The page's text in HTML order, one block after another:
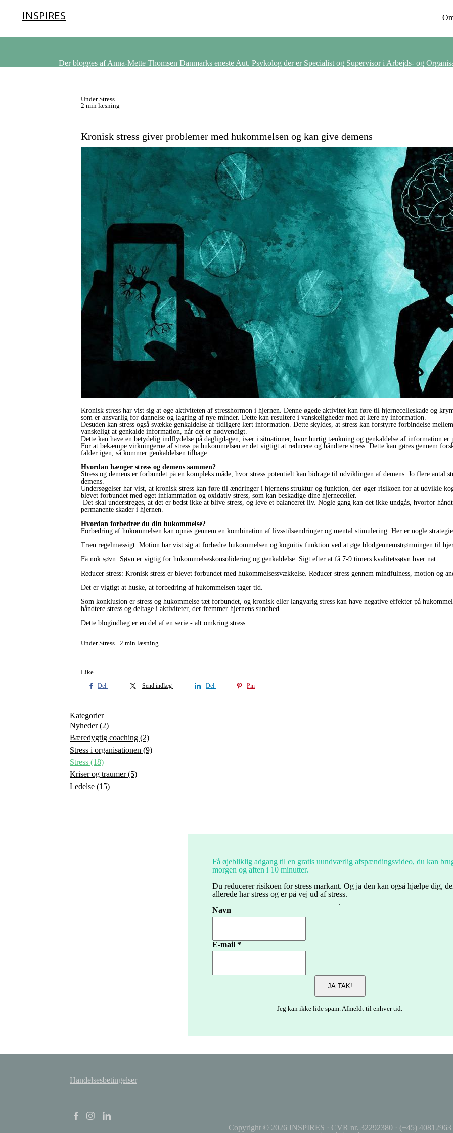
INSPIRES
Der blogges af Anna-Mette Thomsen Danmarks eneste Aut. Psykolog der er Specialist og Supervisor i Arbejds- og
UnderStress
2 min læsning
Kronisk stress giver problemer med hukommelsen og kan give demens
Kronisk stress har vist sig at øge aktiviteten af stresshormon i hjernen. Denne øgede aktivitet kan føre til hjernecelleskade og
som er ansvarlig for dannelse og lagring af nye minder. Dette kan resultere i vanskeligheder med at lære ny information.
Desuden kan stress også svække genkaldelse af tidligere lært information. Dette skyldes, at stress kan forstyrre forbindelse
vanskeligt at genkalde information, når det er nødvendigt.
Dette kan have en betydelig indflydelse på dagligdagen, især i situationer, hvor hurtig tænkning og genkaldelse af information er
For at bekæmpe virkningerne af stress på hukommelsen er det vigtigt at reducere og håndtere stress. Dette kan gøres gennem
falder igen, så kommer genkaldelsen tilbage.
Hvordan hænger stress og demens sammen?
Stress og demens er forbundet på en kompleks måde, hvor stress potentielt kan bidrage til udviklingen af ​​demens. Jo flere antal
demens.
Undersøgelser har vist, at kronisk stress kan føre til ændringer i hjernens struktur og funktion, der øger risikoen for at udvikle
blevet forbundet med øget inflammation og oxidativ stress, som kan beskadige dine hjerneceller.
Det skal understreges, at det er bedst ikke at blive stress, og leve et balanceret liv. Nogle gang kan det ikke undgås, hvorfor
permanente skader i hjernen.
Hvordan forbedrer du din hukommelse?
Forbedring af hukommelsen kan opnås gennem en kombination af livsstilsændringer og mental stimulering. Her er nogle
Træn regelmæssigt: Motion har vist sig at forbedre hukommelsen og kognitiv funktion ved at øge blodgennemstrømningen til
Få nok søvn: Søvn er vigtig for hukommelseskonsolidering og genkaldelse. Sigt efter at få 7-9 timers kvalitetssøvn hver nat.
Reducer stress: Kronisk stress er blevet forbundet med hukommelsessvækkelse. Reducer stress gennem mindfulness, motion og
Det er vigtigt at huske, at forbedring af hukommelsen tager tid.
Som konklusion er stress og hukommelse tæt forbundet, og kronisk eller langvarig stress kan have negative effekter på
håndtere stress og deltage i aktiviteter, der fremmer hjernens sundhed.
Dette blogindlæg er en del af en serie - alt omkring stress.
UnderStress 2 min læsning
Like
Del Send indlæg Del Pin
Kategorier
Nyheder(2)
Bæredygtig coaching (2)
Stress i organisationen (9)
Stress (18)
Kriser og traumer(5)
Ledelse (15)
Få øjebliklig adgang til en gratis uundværlig afspændingsvideo, du kan
morgen og aften i 10 minutter.
Du reducerer risikoen for stress markant. Og ja den kan også hjælpe dig,
allerede har stress og er på vej ud af stress.
.
Navn
E-mail *
Jeg kan ikke lide spam. Afmeldt til enhver tid.
Handelsesbetingelser
Copyright © 2026 INSPIRES · CVR nr. 32292380 · (+45) 40812963